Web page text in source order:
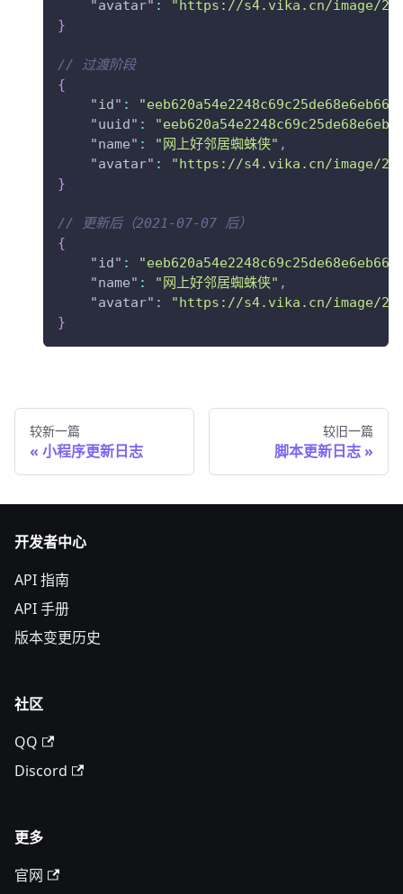
"avatar" :
"https://s4.vika.cn/image/2020/
}
// 过渡阶段
{
"id" :
"uuid" :
"name" : "网上好邻居蜘蛛侠" ,
"avatar" :
"https://s4.vika.cn/image/2020/
}
// 更新后（2021-07-07 后）
{
"id" :
"name" : "网上好邻居蜘蛛侠" ,
"avatar" :
"https://s4.vika.cn/image/2020/
}
较新一篇
小程序更新日志
较旧一篇
脚本更新日志
开发者中心
API 指南
API 手册
版本变更历史
社区
QQ
Discord
更多
官网